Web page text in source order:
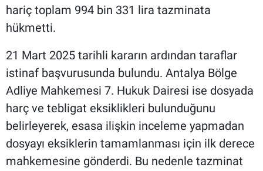
hariç toplam 994 bin 331 lira tazminata
hükmetti.
21 Mart 2025 tarihli kararın ardından taraflar
istinaf başvurusunda bulundu. Antalya Bölge
Adliye Mahkemesi 7. Hukuk Dairesi ise dosyada
harç ve tebligat eksiklikleri bulunduğunu
belirleyerek, esasa ilişkin inceleme yapmadan
dosyayı eksiklerin tamamlanması için ilk derece
mahkemesine gönderdi. Bu nedenle tazminat